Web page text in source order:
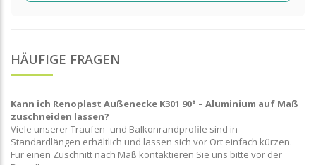
HÄUFIGE FRAGEN
Kann ich Renoplast Außenecke K301 90° – Aluminium auf Maß
zuschneiden lassen?
Viele unserer Traufen- und Balkonrandprofile sind in
Standardlängen erhältlich und lassen sich vor Ort einfach kürzen.
Für einen Zuschnitt nach Maß kontaktieren Sie uns bitte vor der